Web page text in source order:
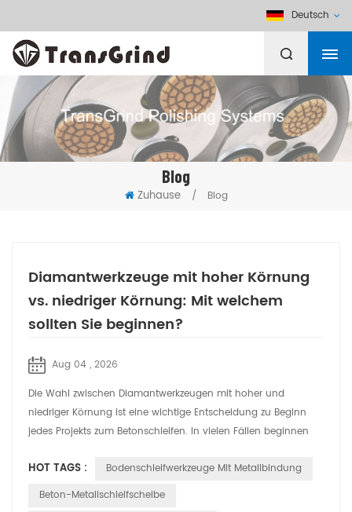
Deutsch
Blog
Zuhause / Blog
Diamantwerkzeuge mit hoher Körnung
vs. niedriger Körnung: Mit welchem
sollten Sie beginnen?
Aug 04 , 2026
Die Wahl zwischen Diamantwerkzeugen mit hoher und
niedriger Körnung ist eine wichtige Entscheidung zu Beginn
jedes Projekts zum Betonschleifen. In vielen Fällen beginnen
HOT TAGS :
Bodenschleifwerkzeuge Mit Metallbindung
Beton-Metallschleifscheibe